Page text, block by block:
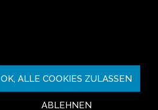
OK, ALLE COOKIES ZULASSEN
ABLEHNEN